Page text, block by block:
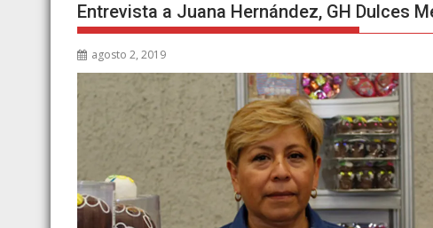
Entrevista a Juana Hernández, GH Dulces
agosto 2, 2019